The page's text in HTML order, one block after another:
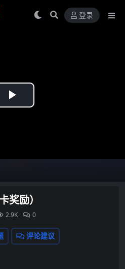
登录
Play
奖励）
2.9K 0
评论建议